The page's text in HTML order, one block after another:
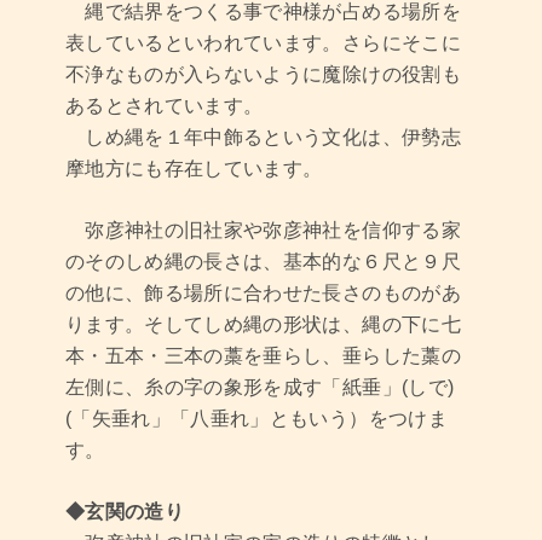
縄で結界をつくる事で神様が占める場所を
表しているといわれています。さらにそこに
不浄なものが入らないように魔除けの役割も
あるとされています。
しめ縄を１年中飾るという文化は、伊勢志
摩地方にも存在しています。
弥彦神社の旧社家や弥彦神社を信仰する家
のそのしめ縄の長さは、基本的な６尺と９尺
の他に、飾る場所に合わせた長さのものがあ
ります。そしてしめ縄の形状は、縄の下に七
本・五本・三本の藁を垂らし、垂らした藁の
左側に、糸の字の象形を成す「紙垂」(しで)
(「矢垂れ」「八垂れ」ともいう）をつけま
す。
◆玄関の造り